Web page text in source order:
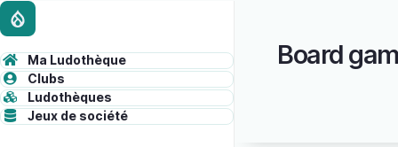
Skip
to
main
content
Administrative
toolbar
content
ADMINISTRATION
Ma Ludothèque
Clubs
Ludothèques
Jeux de société
Board